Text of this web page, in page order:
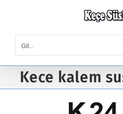
content
Git...
Kece kalem